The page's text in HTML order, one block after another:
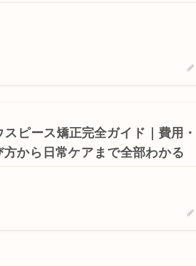
スピース矯正完全ガイド｜費用・
方から日常ケアまで全部わかる